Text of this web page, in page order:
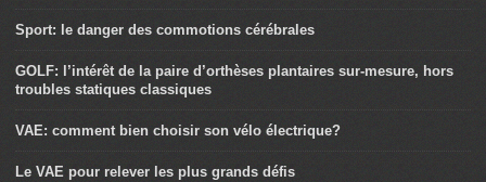
Sport: le danger des commotions cérébrales
GOLF: l’intérêt de la paire d’orthèses plantaires sur-mesure, hors
troubles statiques classiques
VAE: comment bien choisir son vélo électrique?
Le VAE pour relever les plus grands défis